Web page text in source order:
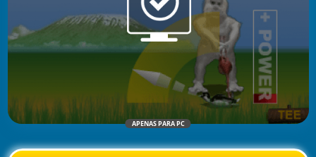
APENAS PARA PC